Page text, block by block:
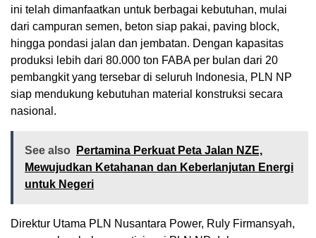
ini telah dimanfaatkan untuk berbagai kebutuhan, mulai
dari campuran semen, beton siap pakai, paving block,
hingga pondasi jalan dan jembatan. Dengan kapasitas
produksi lebih dari 80.000 ton FABA per bulan dari 20
pembangkit yang tersebar di seluruh Indonesia, PLN NP
siap mendukung kebutuhan material konstruksi secara
nasional.
See also
Pertamina Perkuat Peta Jalan NZE,
Mewujudkan Ketahanan dan Keberlanjutan Energi
untuk Negeri
Direktur Utama PLN Nusantara Power, Ruly Firmansyah,